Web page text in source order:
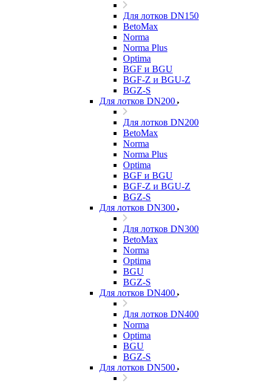
Для лотков DN150
BetoMax
Norma
Norma Plus
Optima
BGF и BGU
BGF-Z и BGU-Z
BGZ-S
Для лотков DN200
Для лотков DN200
BetoMax
Norma
Norma Plus
Optima
BGF и BGU
BGF-Z и BGU-Z
BGZ-S
Для лотков DN300
Для лотков DN300
BetoMax
Norma
Optima
BGU
BGZ-S
Для лотков DN400
Для лотков DN400
Norma
Optima
BGU
BGZ-S
Для лотков DN500